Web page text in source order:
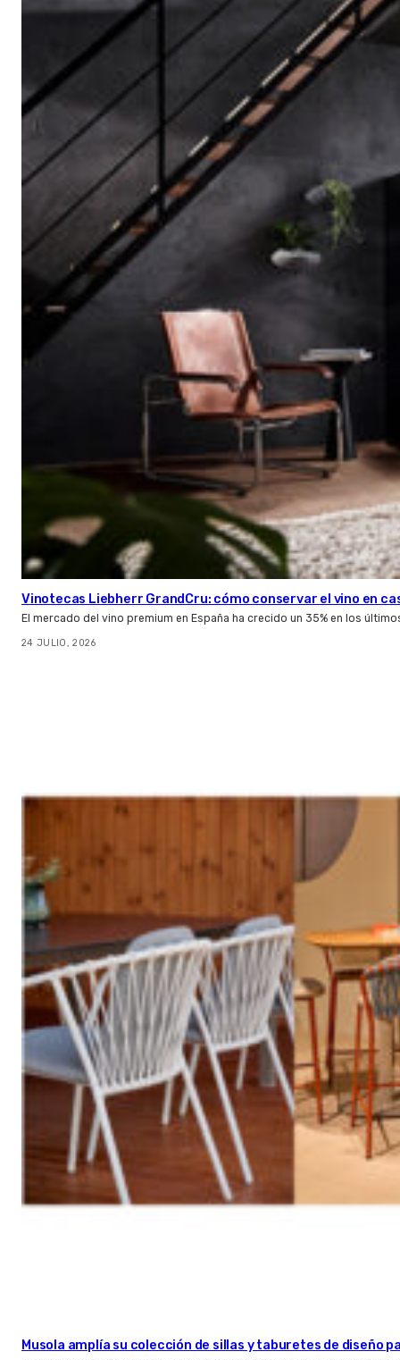
Vinotecas Liebherr GrandCru: cómo conservar el vino en
El mercado del vino premium en España ha crecido un 35% en los
24 JULIO, 2026
Musola amplía su colección de sillas y taburetes de diseño